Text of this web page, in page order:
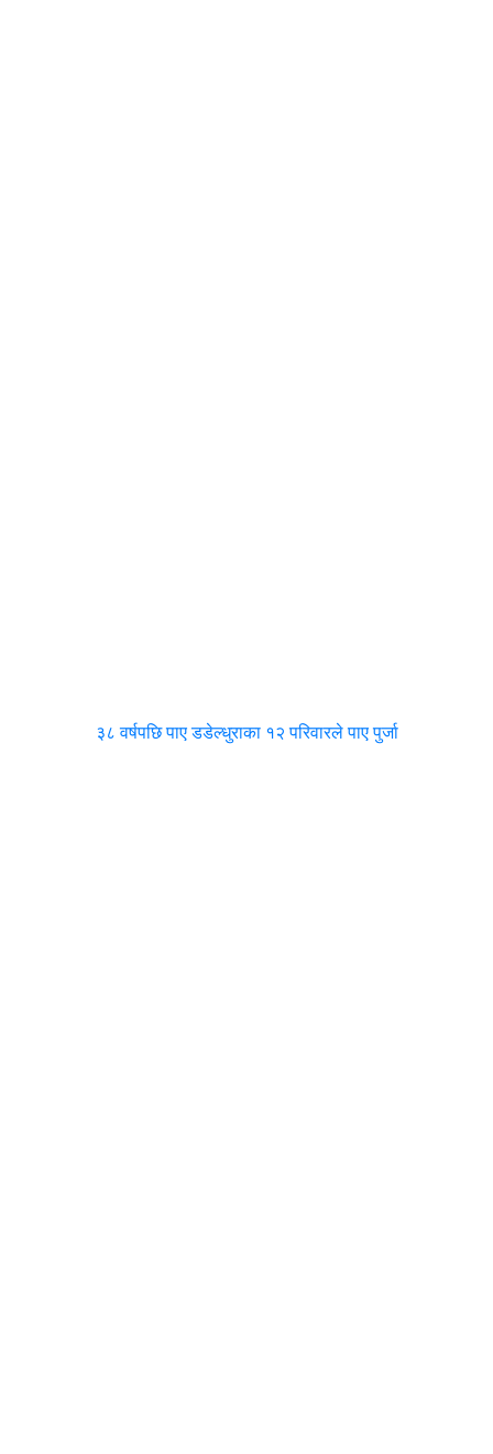
३८ वर्षपछि पाए डडेल्धुराका १२ परिवारले पाए पुर्जा